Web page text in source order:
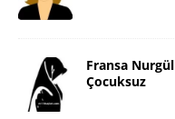
Fransa
Çocuksuz